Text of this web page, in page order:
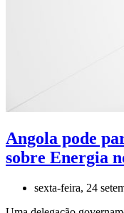
Angola pode
sobre Energia
sexta-feira, 24